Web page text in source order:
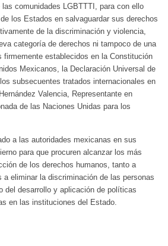
comunidades LGBTTTI, para con ello
los Estados en salvaguardar sus derechos
de la discriminación y violencia,
categoría de derechos ni tampoco de una
firmemente establecidos en la Constitución
Mexicanos, la Declaración Universal de
subsecuentes tratados internacionales en
Valencia, Representante en
de las Naciones Unidas para los
a las autoridades mexicanas en sus
para que procuren alcanzar los más
de los derechos humanos, tanto a
a eliminar la discriminación de las personas
del desarrollo y aplicación de políticas
en las instituciones del Estado.